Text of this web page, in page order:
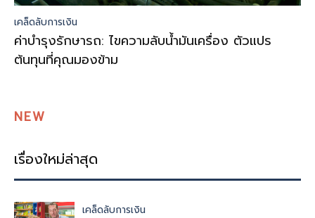
เคล็ดลับการเงิน
ค่าบำรุงรักษารถ: ไขความลับน้ำมันเครื่อง ตัวแปร
ต้นทุนที่คุณมองข้าม
NEW
เรื่องใหม่ล่าสุด
เคล็ดลับการเงิน